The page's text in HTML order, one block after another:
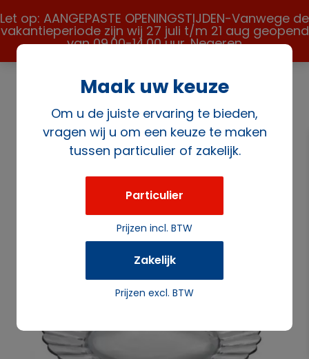
Let op: AANGEPASTE OPENINGSTIJDEN-Vanwege de
vakantieperiode zijn wij 27 juli t/m 21 aug geopend
van 09.00-14.00 uur.Negeren
/ Koek-/gebaksschaal glaswerk
Maak uw keuze
Om u de juiste ervaring te bieden,
vragen wij u om een keuze te maken
tussen particulier of zakelijk.
Particulier
Prijzen incl. BTW
Zakelijk
Prijzen excl. BTW